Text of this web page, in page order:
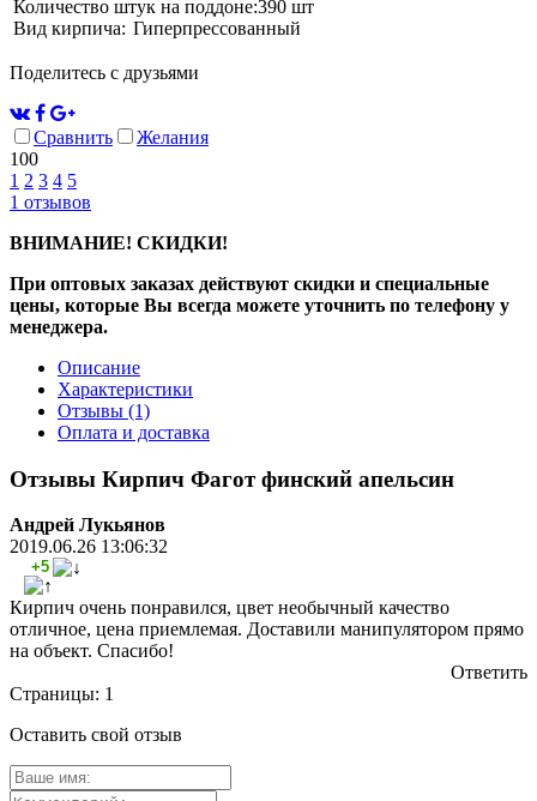
Количество штук на поддоне:390 шт
Вид кирпича: Гиперпрессованный
Поделитесь с друзьями
Сравнить
Желания
100
1 2 3 4 5
1 отзывов
ВНИМАНИЕ! СКИДКИ!
При оптовых заказах действуют скидки и специальные
цены, которые Вы всегда можете уточнить по телефону у
менеджера.
Описание
Характеристики
Отзывы (1)
Оплата и доставка
Отзывы Кирпич Фагот финский апельсин
Андрей Лукьянов
2019.06.26 13:06:32
+5
Кирпич очень понравился, цвет необычный качество
отличное, цена приемлемая. Доставили манипулятором прямо
на объект. Спасибо!
Ответить
Страницы: 1
Оставить свой отзыв